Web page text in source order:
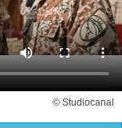
© Studiocanal